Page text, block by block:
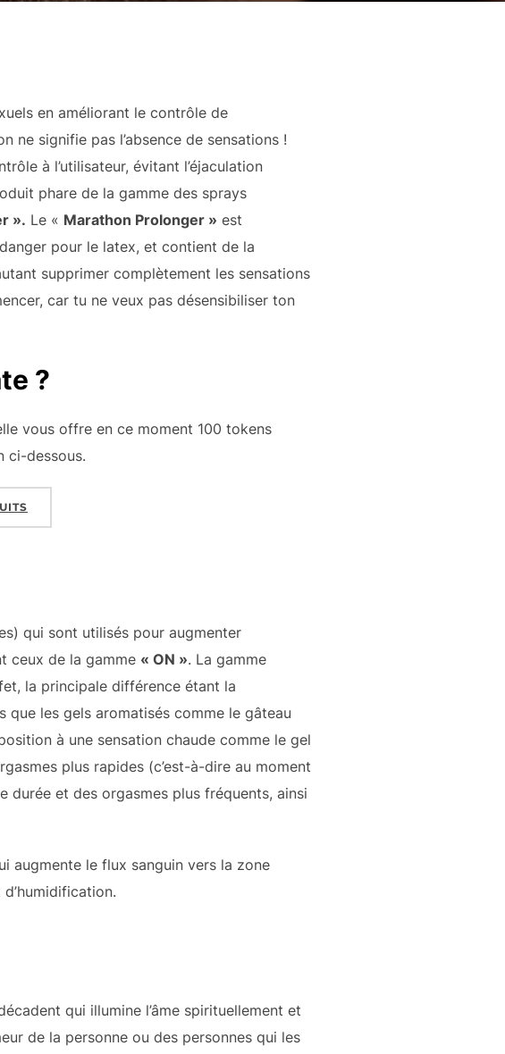
en améliorant le contrôle de
ne signifie pas l’absence de sensations !
à l’utilisateur, évitant l’éjaculation
phare de la gamme des sprays
». Le « Marathon Prolonger » est
pour le latex, et contient de la
supprimer complètement les sensations
car tu ne veux pas désensibiliser ton
?
vous offre en ce moment 100 tokens
ci-dessous.
qui sont utilisés pour augmenter
ceux de la gamme « ON ». La gamme
la principale différence étant la
les gels aromatisés comme le gâteau
à une sensation chaude comme le gel
plus rapides (c’est-à-dire au moment
durée et des orgasmes plus fréquents, ainsi
augmente le flux sanguin vers la zone
qui illumine l’âme spirituellement et
de la personne ou des personnes qui les